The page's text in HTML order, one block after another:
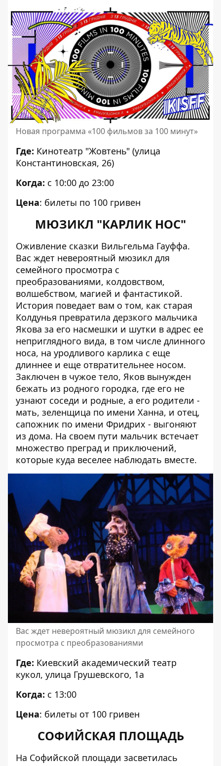
Новая программа «100 фильмов за 100 минут»
Где: Кинотеатр "Жовтень" (улица
Константиновская, 26)
Когда: с 10:00 до 23:00
Цена: билеты по 100 гривен
МЮЗИКЛ "КАРЛИК НОС"
Оживление сказки Вильгельма Гауффа.
Вас ждет невероятный мюзикл для
семейного просмотра с
преобразованиями, колдовством,
волшебством, магией и фантастикой.
История поведает вам о том, как старая
Колдунья превратила дерзкого мальчика
Якова за его насмешки и шутки в адрес ее
неприглядного вида, в том числе длинного
носа, на уродливого карлика с еще
длиннее и еще отвратительнее носом.
Заключен в чужое тело, Яков вынужден
бежать из родного городка, где его не
узнают соседи и родные, а его родители -
мать, зеленщица по имени Ханна, и отец,
сапожник по имени Фридрих - выгоняют
из дома. На своем пути мальчик встечает
множество преград и приключений,
которые куда веселее наблюдать вместе.
Вас ждет невероятный мюзикл для семейного
просмотра с преобразованиями
Где: Киевский академический театр
кукол, улица Грушевского, 1а
Когда: с 13:00
Цена: билеты от 100 гривен
СОФИЙСКАЯ ПЛОЩАДЬ
На Софийской площади засветилась